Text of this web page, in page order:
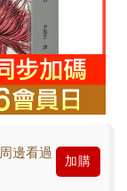
邊看過
加購